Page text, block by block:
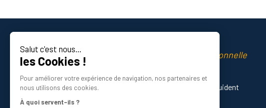
Salut c'est nous...
les Cookies !
Pour améliorer votre expérience de navigation, nos partenaires et
nous utilisons des cookies.
À quoi servent-ils ?
La qualité professionnelle
Besoin d’aide ? Nos experts vous guident